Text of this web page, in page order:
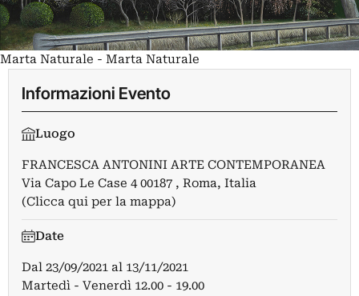
Marta Naturale - Marta Naturale
Informazioni Evento
Luogo
FRANCESCA ANTONINI ARTE CONTEMPORANEA
Via Capo Le Case 4 00187 , Roma, Italia
(Clicca qui per la mappa)
Date
Dal 23/09/2021 al 13/11/2021
Martedì - Venerdì 12.00 - 19.00